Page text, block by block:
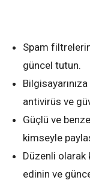
Spam
güncel tutun.
antivirüs ve
Güçlü ve
kimseyle
Düzenli olarak
edinin ve